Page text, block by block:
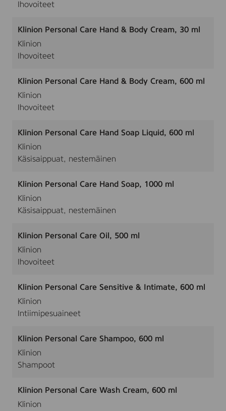
Ihovoiteet
Klinion Personal Care Hand & Body Cream, 30 ml
Klinion
Ihovoiteet
Klinion Personal Care Hand & Body Cream, 600 ml
Klinion
Ihovoiteet
Klinion Personal Care Hand Soap Liquid, 600 ml
Klinion
Käsisaippuat, nestemäinen
Klinion Personal Care Hand Soap, 1000 ml
Klinion
Käsisaippuat, nestemäinen
Klinion Personal Care Oil, 500 ml
Klinion
Ihovoiteet
Klinion Personal Care Sensitive & Intimate, 600 ml
Klinion
Intiimipesuaineet
Klinion Personal Care Shampoo, 600 ml
Klinion
Shampoot
Klinion Personal Care Wash Cream, 600 ml
Klinion